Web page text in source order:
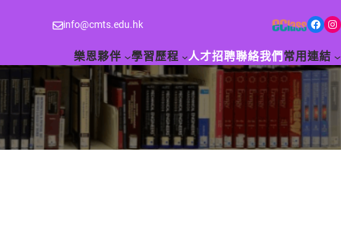
info@cmts.edu.hk Facebook Instagram
樂恩夥伴 學習歷程 人才招聘聯絡我們 常用連結